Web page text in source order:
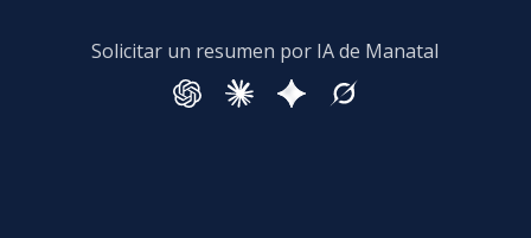
Solicitar un resumen por IA de Manatal